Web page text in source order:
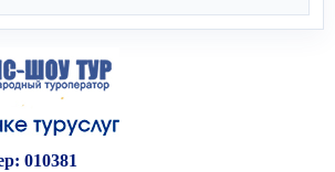
010381